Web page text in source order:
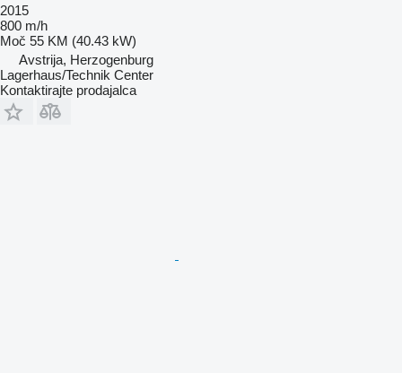
2015
800 m/h
Moč 55 KM (40.43 kW)
Avstrija, Herzogenburg
Lagerhaus/Technik Center
Kontaktirajte prodajalca